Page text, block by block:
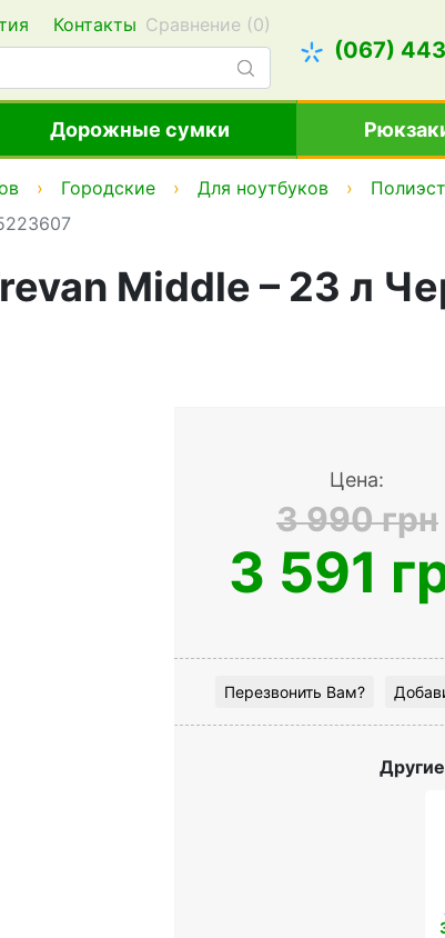
Контакты Сравнение (0)
(067)
Дорожные сумки
Городские Для ноутбуков
Middle – 23 л
Цена:
3 990 грн
3 591
Перезвонить Вам?